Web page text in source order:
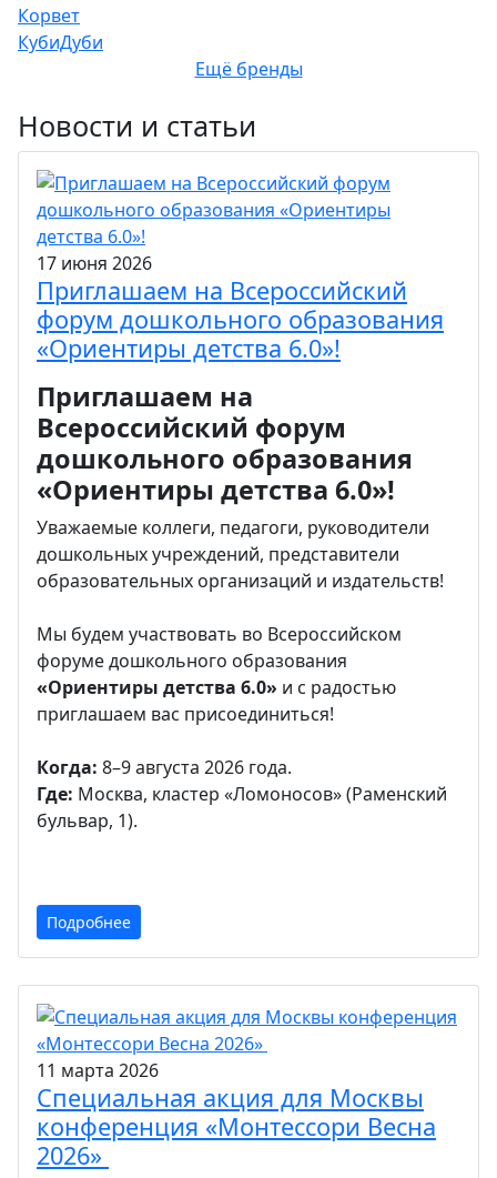
Корвет
КубиДуби
Ещё бренды
Новости и статьи
17 июня 2026
Приглашаем на Всероссийский
форум дошкольного образования
«Ориентиры детства 6.0»!
Приглашаем на
Всероссийский форум
дошкольного образования
«Ориентиры детства 6.0»!
Уважаемые коллеги, педагоги, руководители
дошкольных учреждений, представители
образовательных организаций и издательств!
Мы будем участвовать во Всероссийском
форуме дошкольного образования
«Ориентиры детства 6.0» и с радостью
приглашаем вас присоединиться!
Когда: 8–9 августа 2026 года.
Где: Москва, кластер «Ломоносов» (Раменский
бульвар, 1).
Подробнее
11 марта 2026
Специальная акция для Москвы
конференция «Монтессори Весна
2026»